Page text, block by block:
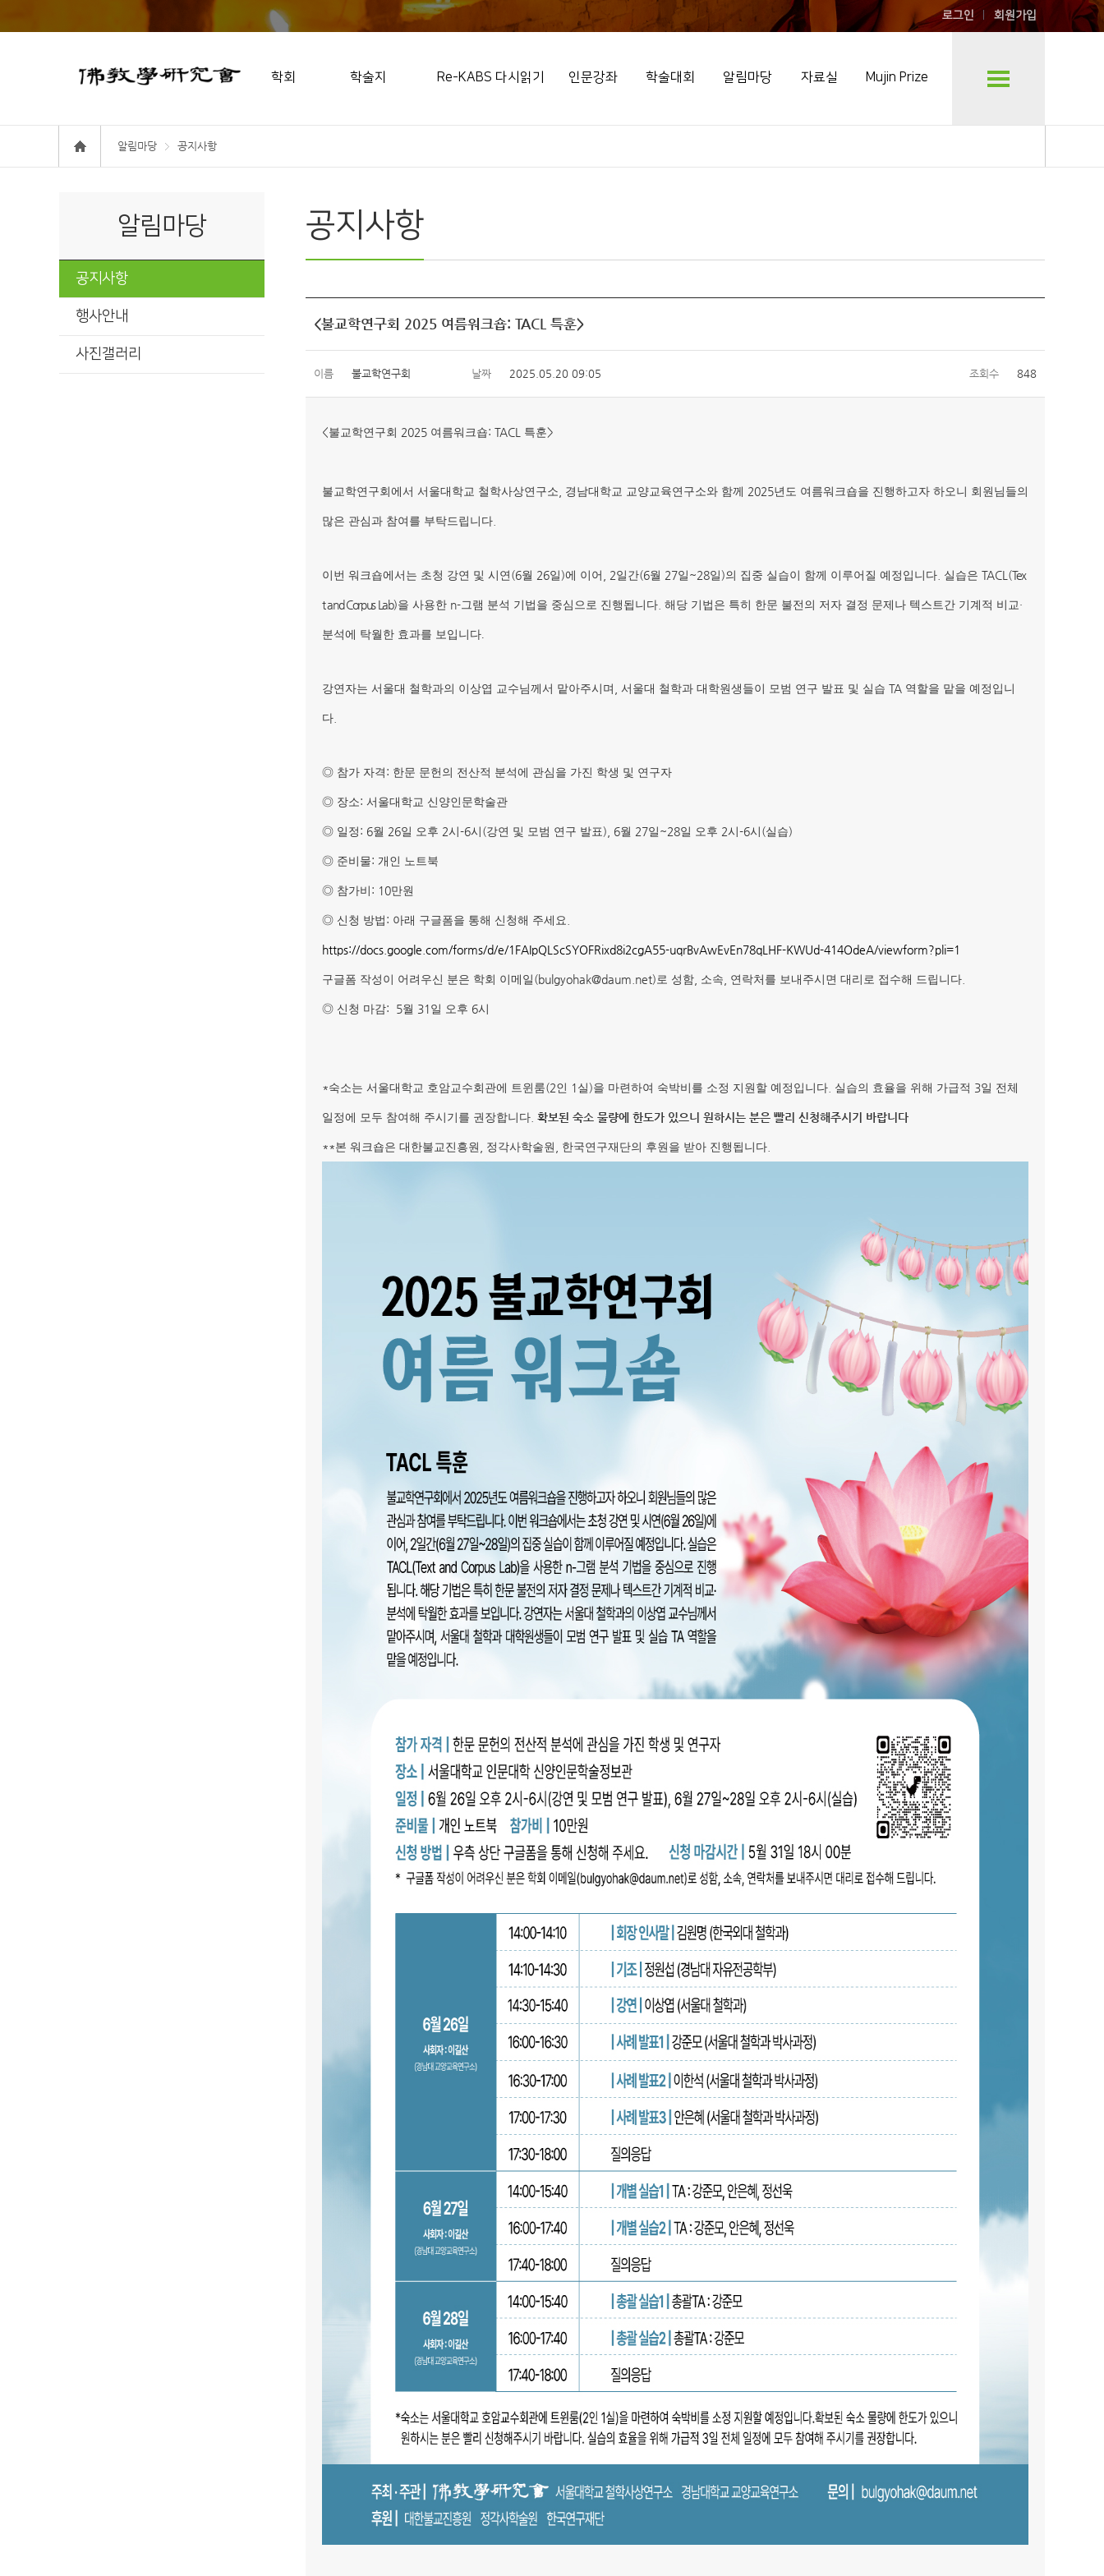
로그인 회원가입
학회 학술지 Re-KABS 다시읽기 인문강좌 학술대회 알림마당 자료실 Mujin Prize
알림마당 공지사항
알림마당
공지사항
행사안내
사진갤러리
공지사항
<불교학연구회 2025 여름워크숍: TACL 특훈>
이름 불교학연구회 날짜 2025.05.20 09:05 조회수 848
<불교학연구회 2025 여름워크숍: TACL 특훈>
불교학연구회에서 서울대학교 철학사상연구소 경남대학교 교양교육연구소와 함께 2025년도 여름워크숍을 진행하고자 하오니 회원님들의
많은 관심과 참여를 부탁드립니다
이번 워크숍에서는 초청 강연 및 시연 (6월 26일)에 이어 , 2일간(6월 27일 ~28일)의 집중 실습이 함께 이루어질 예정입니다 실습은 TACL(Tex
t and Corpus Lab)을 사용한 n-그램 분석 기법을 중심으로 진행됩니다. 해당 기법은 특히 한문 불전의 저자 결정 문제나 텍스트간 기계적 비교·
분석에 탁월한 효과를 보입니다.
강연자는 서울대 철학과의 이상엽 교수님께서 맡아주시며 서울대 철학과 대학원생들이 모범 연구 발표 및 실습 TA 역할을 맡을 예정입니
다
◎ 참가 자격 : 한문 문헌의 전산적 분석에 관심을 가진 학생 및 연구자
◎ 장소: 서울대학교 신양인문학술관
◎ 일정 : 6월 26일 오후 2시 -6시 (강연 및 모범 연구 발표), 6월 27일 ~28일 오후 2시 -6시 (실습)
◎ 준비물: 개인 노트북
◎ 참가비 : 10만원
◎ 신청 방법 : 아래 구글폼을 통해 신청해 주세요
https://docs.google.com/forms/d/e/1FAIpQLScSYOFRixd8i2cgA55-uqrBvAwEvEn78qLHF-KWUd-414OdeA/viewform?pli=1
구글폼 작성이 어려우신 분은 학회 이메일 (bulgyohak@daum.net)로 성함 소속 연락처를 보내주시면 대리로 접수해 드립니다
◎ 신청 마감: 5월 31 일 오후 6시
*숙소는 서울대학교 호암교수회관에 트윈룸(2인 1 실)을 마련하여 숙박비를 소정 지원할 예정입니다 실습의 효율을 위해 가급적 3일 전체
일정에 모두 참여해 주시기를 권장합니다 확보된 숙소 물량에 한도가 있으니 원하시는 분은 빨리 신청해주시기 바랍니다
**본 워크숍은 대한불교진흥원 정각사학술원 한국연구재단의 후원을 받아 진행됩니다